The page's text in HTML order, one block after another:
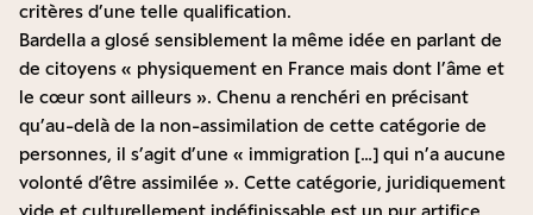
critères d’une telle qualification.
Bardella a glosé sensiblement la même idée en parlant de
de citoyens « physiquement en France mais dont l’âme et
le cœur sont ailleurs ». Chenu a renchéri en précisant
qu’au-delà de la non-assimilation de cette catégorie de
personnes, il s’agit d’une « immigration […] qui n’a aucune
volonté d’être assimilée ». Cette catégorie, juridiquement